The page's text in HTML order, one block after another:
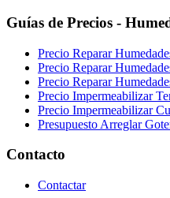
Guías de Precios -
Precio Reparar
Precio Reparar
Precio Reparar
Precio Impermeabilizar
Precio Impermeabilizar
Presupuesto Arreglar
Contacto
Contactar